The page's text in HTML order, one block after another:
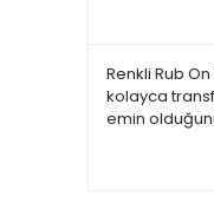
Renkli Rub
kolayca
emin